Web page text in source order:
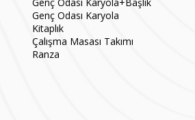
Genç Odası Karyola
Kitaplık
Çalışma Masası Takımı
Ranza